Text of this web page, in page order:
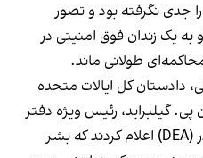
جدی نگرفته بود و تصور
یک زندان فوق امنیتی در
طولانی ماند.
اِن. کلی، دادستان کل ایالات متحده
پی. گیلبراید، رئیس ویژه دفتر
نیویارک اداره مبارزه با مواد مخدر (DEA) اعلام کردند که بشر